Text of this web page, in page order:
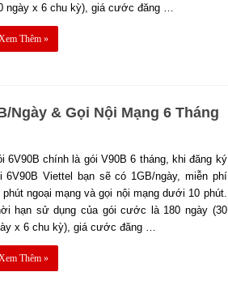
ngày x 6 chu kỳ), giá cước đăng …
Thêm »
Ngày & Gọi Nội Mạng 6 Tháng
6V90B chính là gói V90B 6 tháng, khi đăng ký
6V90B Viettel bạn sẽ có 1GB/ngày, miễn phí
phút ngoại mạng và gọi nội mạng dưới 10 phút.
hạn sử dụng của gói cước là 180 ngày (30
x 6 chu kỳ), giá cước đăng …
Thêm »